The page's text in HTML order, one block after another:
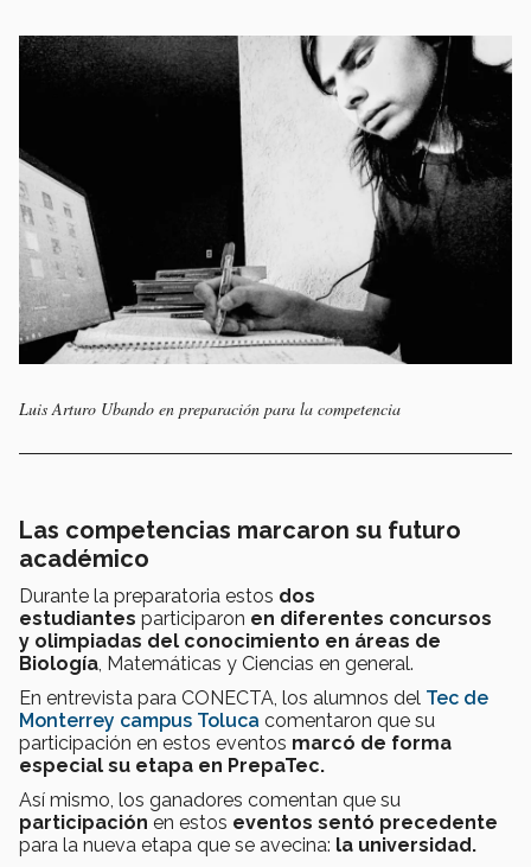
Luis Arturo Ubando en preparación para la competencia
Las competencias marcaron su futuro
académico
Durante la preparatoria estos dos
estudiantes participaron en diferentes concursos
y olimpiadas del conocimiento en áreas de
Biología, Matemáticas y Ciencias en general.
En entrevista para CONECTA, los alumnos del Tec de
Monterrey campus Toluca comentaron que su
participación en estos eventos marcó de forma
especial su etapa en PrepaTec.
Así mismo, los ganadores comentan que su
participación en estos eventos sentó precedente
para la nueva etapa que se avecina: la universidad.